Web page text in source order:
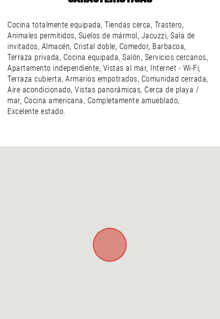
Cocina totalmente equipada, Tiendas cerca, Trastero,
Animales permitidos, Suelos de mármol, Jacuzzi, Sala de
invitados, Almacén, Cristal doble, Comedor, Barbacoa,
Terraza privada, Cocina equipada, Salón, Servicios cercanos,
Apartamento independiente, Vistas al mar, Internet - Wi-Fi,
Terraza cubierta, Armarios empotrados, Comunidad cerrada,
Aire acondicionado, Vistas panorámicas, Cerca de playa /
mar, Cocina americana, Completamente amueblado,
Excelente estado.